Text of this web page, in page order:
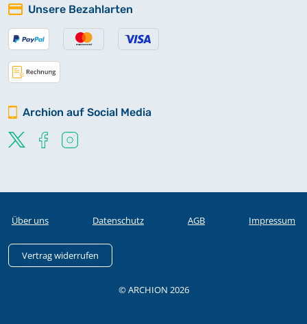
Unsere Bezahlarten
Archion auf Social Media
Über uns Datenschutz AGB Impressum
Vertrag widerrufen
© ARCHION 2026